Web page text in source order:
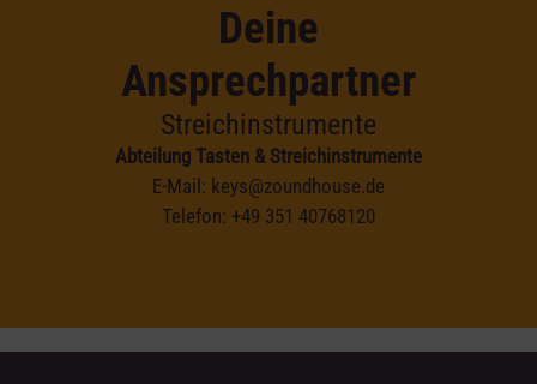
Deine
Ansprechpartner
Streichinstrumente
Abteilung Tasten & Streichinstrumente
E-Mail: keys@zoundhouse.de
Telefon: +49 351 40768120